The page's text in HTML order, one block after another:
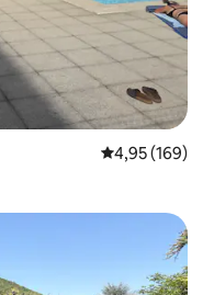
4,95 de uma
4,95 (169)